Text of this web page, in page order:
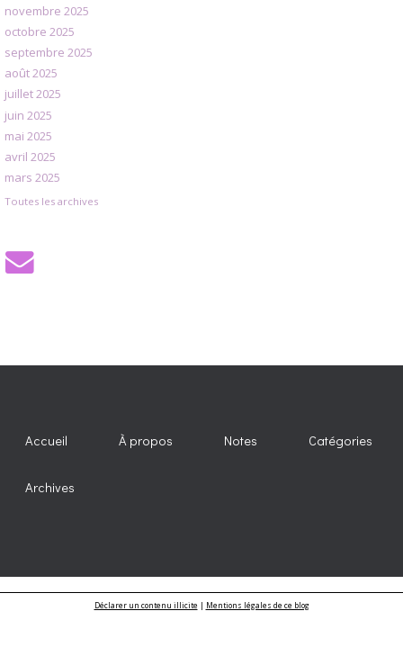
novembre 2025
octobre 2025
septembre 2025
août 2025
juillet 2025
juin 2025
mai 2025
avril 2025
mars 2025
Toutes les archives
Accueil À propos Notes Catégories
Archives
Déclarer un contenu illicite| Mentions légales de ce blog